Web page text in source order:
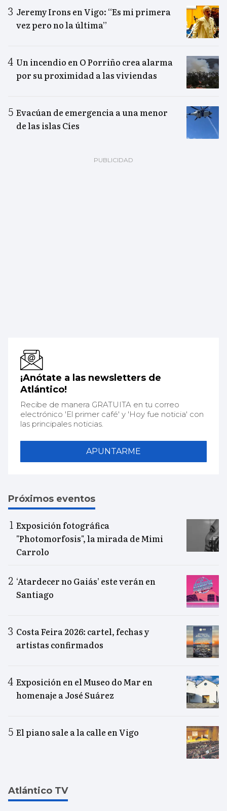
Jeremy Irons en Vigo: “Es mi primera
vez pero no la última”
Un incendio en O Porriño crea alarma
por su proximidad a las viviendas
Evacúan de emergencia a una menor
de las islas Cíes
¡Anótate a las newsletters de
Atlántico!
Recibe de manera GRATUITA en tu correo
electrónico 'El primer café' y 'Hoy fue noticia' con
las principales noticias.
APUNTARME
Próximos eventos
Exposición fotográfica
"Photomorfosis", la mirada de Mimi
Carrolo
‘Atardecer no Gaiás’ este verán en
Santiago
Costa Feira 2026: cartel, fechas y
artistas confirmados
Exposición en el Museo do Mar en
homenaje a José Suárez
El piano sale a la calle en Vigo
Atlántico TV